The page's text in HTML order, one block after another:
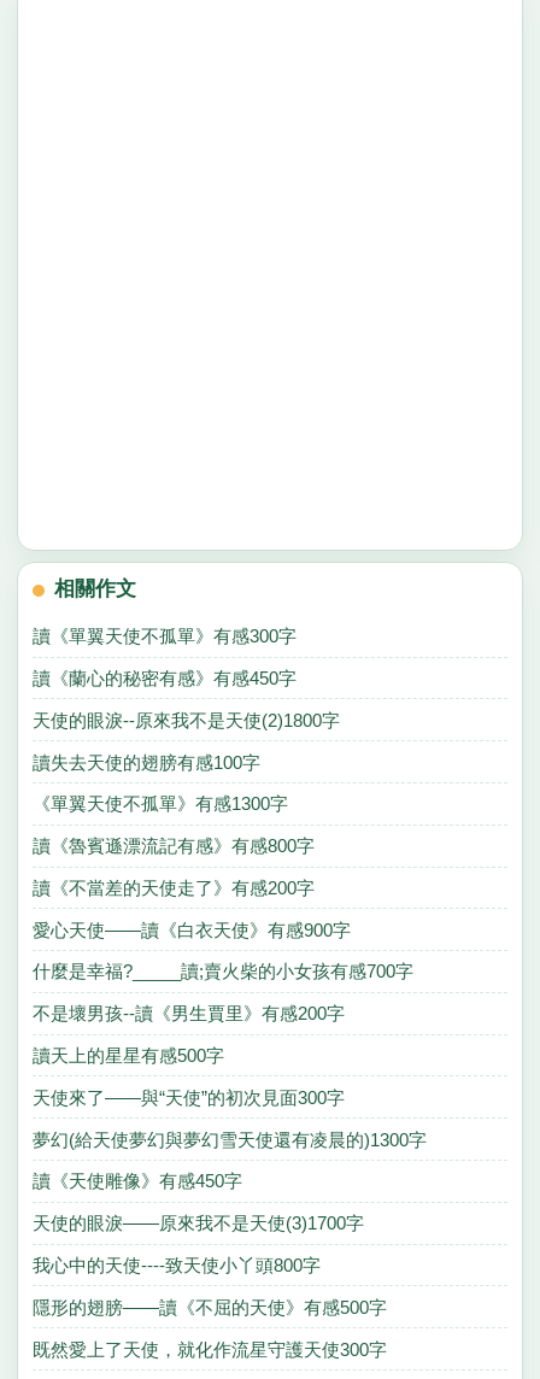
相關作文
讀《單翼天使不孤單》有感300字
讀《蘭心的秘密有感》有感450字
天使的眼淚--原來我不是天使(2)1800字
讀失去天使的翅膀有感100字
《單翼天使不孤單》有感1300字
讀《魯賓遜漂流記有感》有感800字
讀《不當差的天使走了》有感200字
愛心天使——讀《白衣天使》有感900字
什麼是幸福?_____讀;賣火柴的小女孩有感700字
不是壞男孩--讀《男生賈里》有感200字
讀天上的星星有感500字
天使來了——與“天使”的初次見面300字
夢幻(給天使夢幻與夢幻雪天使還有凌晨的)1300字
讀《天使雕像》有感450字
天使的眼淚——原來我不是天使(3)1700字
我心中的天使----致天使小丫頭800字
隱形的翅膀——讀《不屈的天使》有感500字
既然愛上了天使，就化作流星守護天使300字